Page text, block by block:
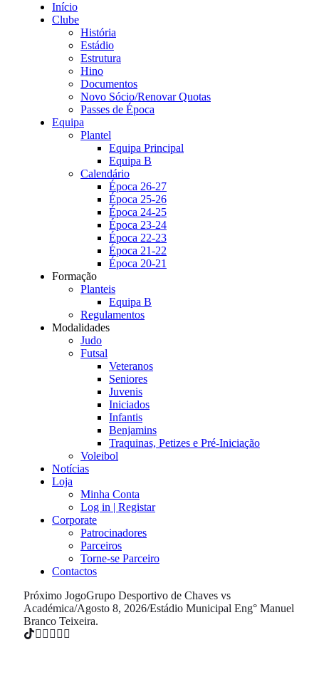
Início
Clube
História
Estádio
Estrutura
Hino
Documentos
Novo Sócio/Renovar Quotas
Passes de Época
Equipa
Plantel
Equipa Principal
Equipa B
Calendário
Época 26-27
Época 25-26
Época 24-25
Época 23-24
Época 22-23
Época 21-22
Época 20-21
Formação
Planteis
Equipa B
Regulamentos
Modalidades
Judo
Futsal
Veteranos
Seniores
Juvenis
Iniciados
Infantis
Benjamins
Traquinas, Petizes e Pré-Iniciação
Voleibol
Notícias
Loja
Minha Conta
Log in | Registar
Corporate
Patrocinadores
Parceiros
Torne-se Parceiro
Contactos
Próximo JogoGrupo Desportivo de Chaves vs
Académica/Agosto 8, 2026/Estádio Municipal Eng° Manuel
Branco Teixeira.